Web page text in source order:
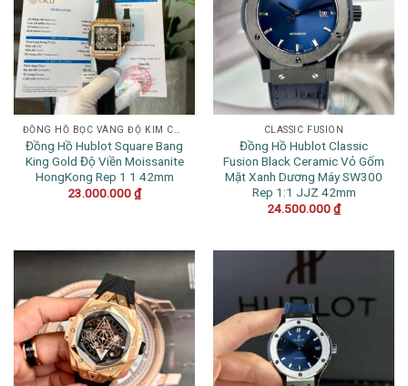
Đồng Hồ Hublot Square Bang
King Gold Độ Viền Moissanite
HongKong Rep 1 1 42mm
23.000.000₫
CLASSIC FUSION
Đồng Hồ Hublot Classic
Fusion Black Ceramic Vỏ Gốm
Mặt Xanh Dương Máy SW300
Rep 1:1 JJZ 42mm
24.500.000₫